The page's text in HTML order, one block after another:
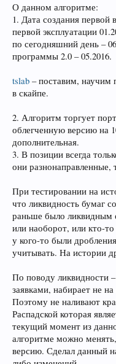
О данном алгоритме:
1. Дата создания первой
первой эксплуатации
по сегодняшний день –
программы 2.0 – 05.2016.
tslab – поставим, научим
в скайпе.
2. Алгоритм торгует
облегченную версию на
дополнительная.
3. В позиции всегда
они разнонаправленные,
При тестировании на
что ликвидность бумаг
раньше было ликвидным
или наоборот, или кто-то
у кого-то были
учитывать. На истории
По поводу ликвидности
заявками, набирает не
Поэтому не наливают
Распадской которая
текущий момент из
алгоритме можно
версию. Сделал данный